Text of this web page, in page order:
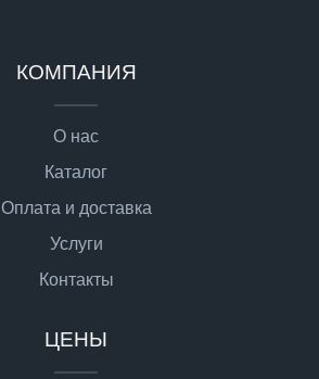
КОМПАНИЯ
О нас
Каталог
Оплата и доставка
Услуги
Контакты
ЦЕНЫ